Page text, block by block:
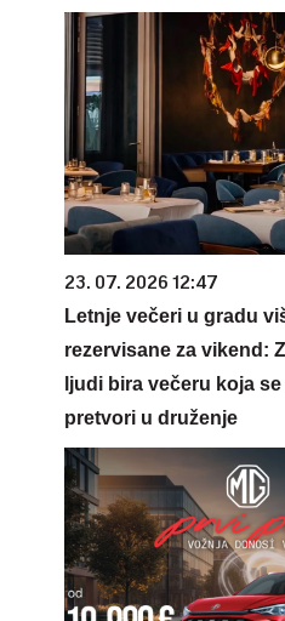
23. 07. 2026 12:47
Letnje večeri u gradu
rezervisane za vikend:
ljudi bira večeru koja
pretvori u druženje